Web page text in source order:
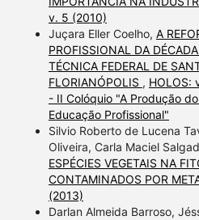
v. 5 (2010)
Juçara Eller Coelho, A
PROFISSIONAL DA
TÉCNICA FEDERAL DE
FLORIANÓPOLIS , HOLOS:
- II Colóquio "A Produção
Educação Profissional"
Silvio Roberto de Lucena
Oliveira, Carla Maciel
ESPÉCIES VEGETAIS NA
CONTAMINADOS POR
(2013)
Darlan Almeida Barroso,